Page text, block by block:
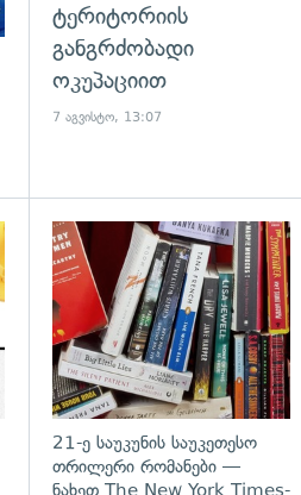
ტერიტორიის
განგრძობადი
ოკუპაციით
7 აგვისტო, 13:07
გადახედვა
21-ე საუკუნის საუკეთესო
თრილერი რომანები —
ნახეთ The New York Times-